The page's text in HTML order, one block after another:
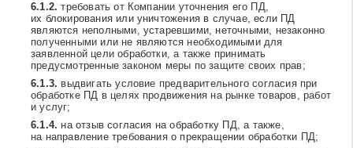
требовать от Компании уточнения его ПД,
их блокирования или уничтожения в случае, если ПД
являются неполными, устаревшими, неточными, незаконно
полученными или не являются необходимыми для
заявленной цели обработки, а также принимать
предусмотренные законом меры по защите своих прав;
выдвигать условие предварительного согласия при
обработке ПД в целях продвижения на рынке товаров, работ
и услуг;
на отзыв согласия на обработку ПД, а также,
на направление требования о прекращении обработки ПД;